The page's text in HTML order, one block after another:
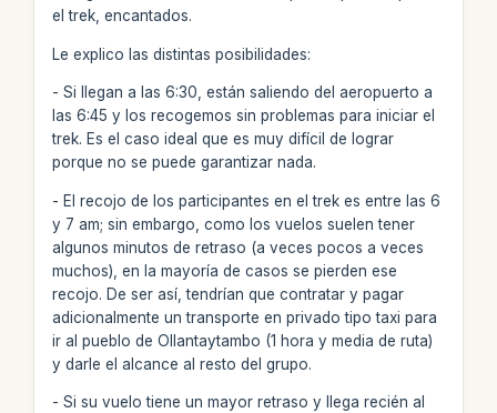
el trek, encantados.
Le explico las distintas posibilidades:
- Si llegan a las 6:30, están saliendo del aeropuerto a
las 6:45 y los recogemos sin problemas para iniciar el
trek. Es el caso ideal que es muy difícil de lograr
porque no se puede garantizar nada.
- El recojo de los participantes en el trek es entre las 6
y 7 am; sin embargo, como los vuelos suelen tener
algunos minutos de retraso (a veces pocos a veces
muchos), en la mayoría de casos se pierden ese
recojo. De ser así, tendrían que contratar y pagar
adicionalmente un transporte en privado tipo taxi para
ir al pueblo de Ollantaytambo (1 hora y media de ruta)
y darle el alcance al resto del grupo.
- Si su vuelo tiene un mayor retraso y llega recién al